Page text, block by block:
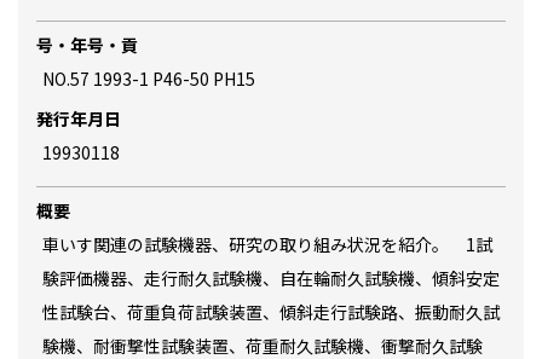
号・年号・貢
NO.57 1993-1 P46-50 PH15
発行年月日
19930118
概要
車いす関連の試験機器、研究の取り組み状況を紹介。 1試
験評価機器、走行耐久試験機、自在輪耐久試験機、傾斜安定
性試験台、荷重負荷試験装置、傾斜走行試験路、振動耐久試
験機、耐衝撃性試験装置、荷重耐久試験機、衝撃耐久試験